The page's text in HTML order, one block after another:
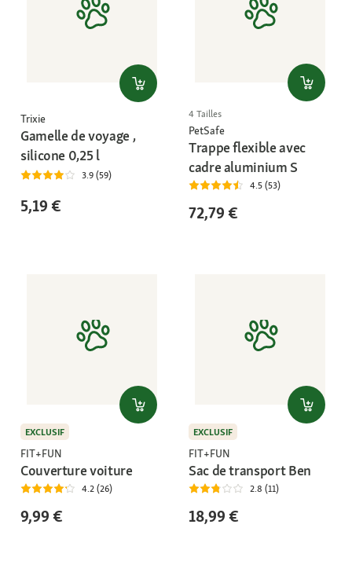
Trixie
Gamelle de voyage ,
silicone 0,25 l
3.9 (59)
5,19 €
4 Tailles
PetSafe
Trappe flexible avec
cadre aluminium S
4.5 (53)
72,79 €
EXCLUSIF
FIT+FUN
Couverture voiture
4.2 (26)
9,99 €
EXCLUSIF
FIT+FUN
Sac de transport Ben
2.8 (11)
18,99 €